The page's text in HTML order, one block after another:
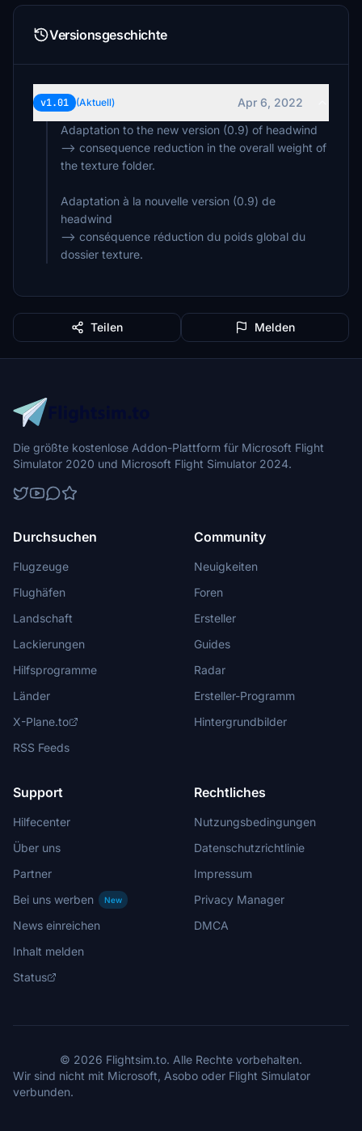
Versionsgeschichte
v1.01 (Aktuell)
Apr 6, 2022
Adaptation to the new version (0.9) of headwind
--> consequence reduction in the overall weight of
the texture folder.
Adaptation à la nouvelle version (0.9) de
headwind
--> conséquence réduction du poids global du
dossier texture.
Teilen Melden
Die größte kostenlose Addon-Plattform für Microsoft Flight
Simulator 2020 und Microsoft Flight Simulator 2024.
Durchsuchen
Flugzeuge
Flughäfen
Landschaft
Lackierungen
Hilfsprogramme
Länder
X-Plane.to
RSS Feeds
Community
Neuigkeiten
Foren
Ersteller
Guides
Radar
Ersteller-Programm
Hintergrundbilder
Support
Hilfecenter
Über uns
Partner
Bei uns werben
New
News einreichen
Inhalt melden
Status
Rechtliches
Nutzungsbedingungen
Datenschutzrichtlinie
Impressum
Privacy Manager
DMCA
© 2026 Flightsim.to. Alle Rechte vorbehalten.
Wir sind nicht mit Microsoft, Asobo oder Flight Simulator
verbunden.